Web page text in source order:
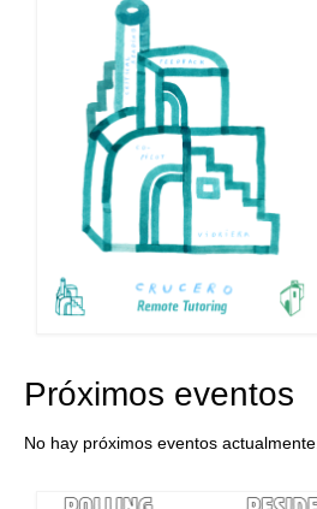
Próximos eventos
No hay próximos eventos actualmente.